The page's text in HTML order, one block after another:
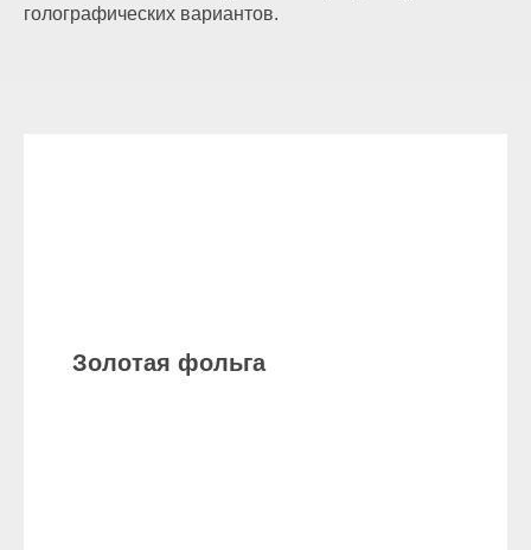
голографических вариантов.
Золотая фольга